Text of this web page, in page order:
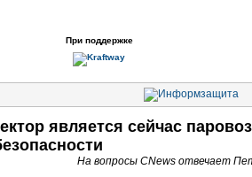
При поддержке
является сейчас
На вопросы CNews отвечает